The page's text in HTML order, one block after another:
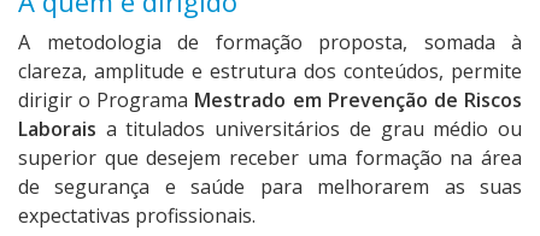
A metodologia de formação proposta, somada à
clareza, amplitude e estrutura dos conteúdos, permite
dirigir o Programa Mestrado em Prevenção de Riscos
Laborais a titulados universitários de grau médio ou
superior que desejem receber uma formação na área
de segurança e saúde para melhorarem as suas
expectativas profissionais.